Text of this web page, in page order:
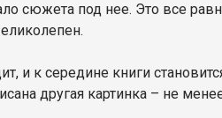
сюжета под нее. Это все
и к середине книги
другая картинка – не